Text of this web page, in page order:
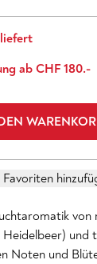
ab CHF 180.-
Favoriten
von
und
Noten und